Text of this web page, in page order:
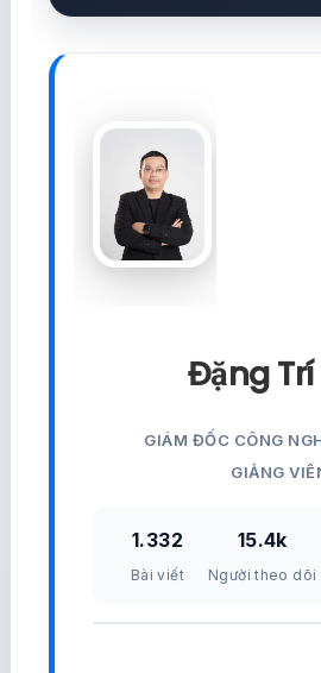
Đặng
GIÁM ĐỐC CÔNG
GIẢNG
1.332
Bài viết
15.4k
Người theo dõi